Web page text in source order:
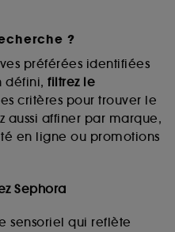
?
préférées identifiées
défini, filtrez le
critères pour trouver le
aussi affiner par marque,
en ligne ou promotions
Sephora
sensoriel qui reflète